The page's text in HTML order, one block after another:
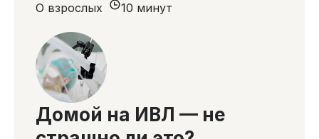
Домой на ИВЛ — не
О взрослых 10 минут